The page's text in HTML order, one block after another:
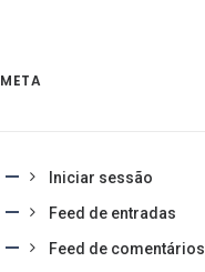
META
Iniciar sessão
Feed de entradas
Feed de comentários